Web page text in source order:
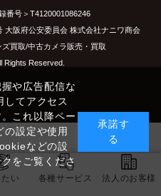
い 各種サービス 法人のお客様
番号＞T4120001086246
大阪府公安委員会 株式会社ナニワ商会
買取/中古カメラ販売・買取
Rights Reserved.
や広告配信な
してアクセス
これ以降ペー
設定や使用
などの設
をご覧くださ
承諾す
る